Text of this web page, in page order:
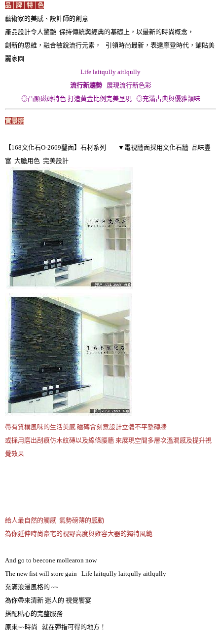
品│牌│特│色
藝術家的美感、設計師的創意
產品設計令人驚艷 保持傳統與經典的基礎上，以最新的時尚概念，
創新的思維，融合敏銳流行元素， 引領時尚最新，表達摩登時代，鋪貼美
麗家園
Life laitqully aitlqully
流行新趨勢展現流行新色彩
◎凸顯磁磚特色 打造黃金比例完美呈現 ◎充滿古典與優雅韻味
實景照
【168文化石O-2669鑿面】石材系列 ▼電視牆面採用文化石牆 品味豐
富 大膽用色 完美設計
帶有質樸風味的生活美感 磁磚會刻意設計立體不平整磚牆
或採用磨出刮痕仿木紋磚以及線條腰牆 來展現空間多層次溫潤感及提升視
覺效果
給人最自然的觸感 氣勢磅薄的感動
為你延伸時尚豪宅的視野高度與雍容大器的獨特風範
And go to beecone mollearon now
The new fist will store gain Life laitqully laitqully aitlqully
充滿浪漫風格的 ~~
為你帶來清新 迷人的 視覺饗宴
搭配貼心的完整服務
原來~~時尚 就在彈指可得的地方！